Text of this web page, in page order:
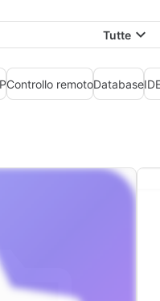
Tutte
Controllo remotoDatabase